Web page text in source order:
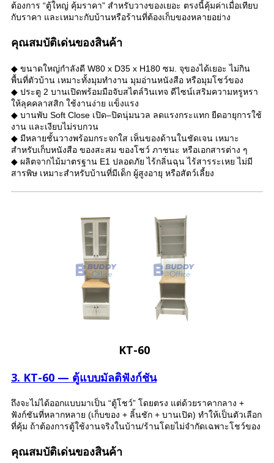
ต้องการ “ตู้ใหญ่ คุ้มราคา” สำหรับวางของเยอะ ตรงนี้คุ้มค่าเมื่อเทียบ
กับราคา และเหมาะกับบ้านหรือร้านที่ต้องเก็บของหลายอย่าง
คุณสมบัติเด่นของสินค้า
◆ ขนาดใหญ่กำลังดี W80 x D35 x H180 ซม. จุของได้เยอะ ไม่กิน
พื้นที่ตัวบ้าน เหมาะทั้งมุมทำงาน มุมอ่านหนังสือ หรือมุมโชว์ของ
◆ ประตู 2 บานเปิดพร้อมมือจับสไตล์วินเทจ ดีไซน์เสริมความหรูหรา
ให้ลุคคลาสสิก ใช้งานง่าย แข็งแรง
◆ บานพับ Soft Close เปิด–ปิดนุ่มนวล ลดแรงกระแทก ยืดอายุการใช้
งาน และเงียบไม่รบกวน
◆ มีหลายชั้นวางพร้อมกระจกใส เห็นของด้านในชัดเจน เหมาะ
สำหรับเก็บหนังสือ ของสะสม ของโชว์ ภาชนะ หรือเอกสารต่าง ๆ
◆ ผลิตจากไม้มาตรฐาน E1 ปลอดภัย ไร้กลิ่นฉุน ไร้สารระเหย ไม่มี
สารพิษ เหมาะสำหรับบ้านที่มีเด็ก ผู้สูงอายุ หรือสัตว์เลี้ยง
KT-60
3. KT-60 — ตู้แบบมัลติฟังก์ชัน
ถึงจะไม่ได้ออกแบบมาเป็น “ตู้โชว์” โดยตรง แต่ด้วยราคากลาง +
ฟังก์ชันที่หลากหลาย (เก็บของ + ลิ้นชัก + บานเปิด) ทำให้เป็นตัวเลือก
ที่คุ้ม ถ้าต้องการตู้ใช้งานจริงในบ้าน/ร้านโดยไม่จำกัดเฉพาะโชว์ของ
คุณสมบัติเด่นของสินค้า